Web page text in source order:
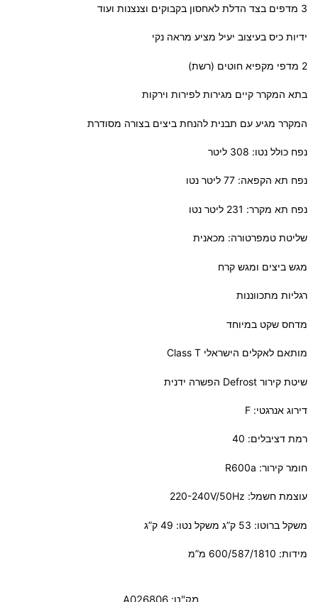
3 מדפים בצד הדלת לאחסון בקבוקים וצנצנות ועוד
ידיות כיס בעיצוב יעיל מציע מראה נקי
2 מדפי מקפיא חוטים (רשת)
בתא המקרר קיים מגירות לפירות וירקות
המקרר מגיע עם תבנית להנחת ביצים בצורה מסודרת
נפח כולל נטו: 308 ליטר
נפח תא הקפאה: 77 ליטר נטו
נפח תא מקרר: 231 ליטר נטו
שליטת טמפרטורה: מכאנית
מגש ביצים ומגש קרח
רגליות מתכווננות
מדחס שקט במיוחד
מותאם לאקלים הישראלי Class T
שיטת קירור Defrost הפשרה ידנית
דירוג אנרגטי: F
רמת דציבלים: 40
חומר קירור: R600a
עוצמת חשמל: 220-240V/50Hz
משקל ברוטו: 53 ק”ג משקל נטו: 49 ק”ג
מידות: 600/587/1810 מ”מ
מק"ט: A026806